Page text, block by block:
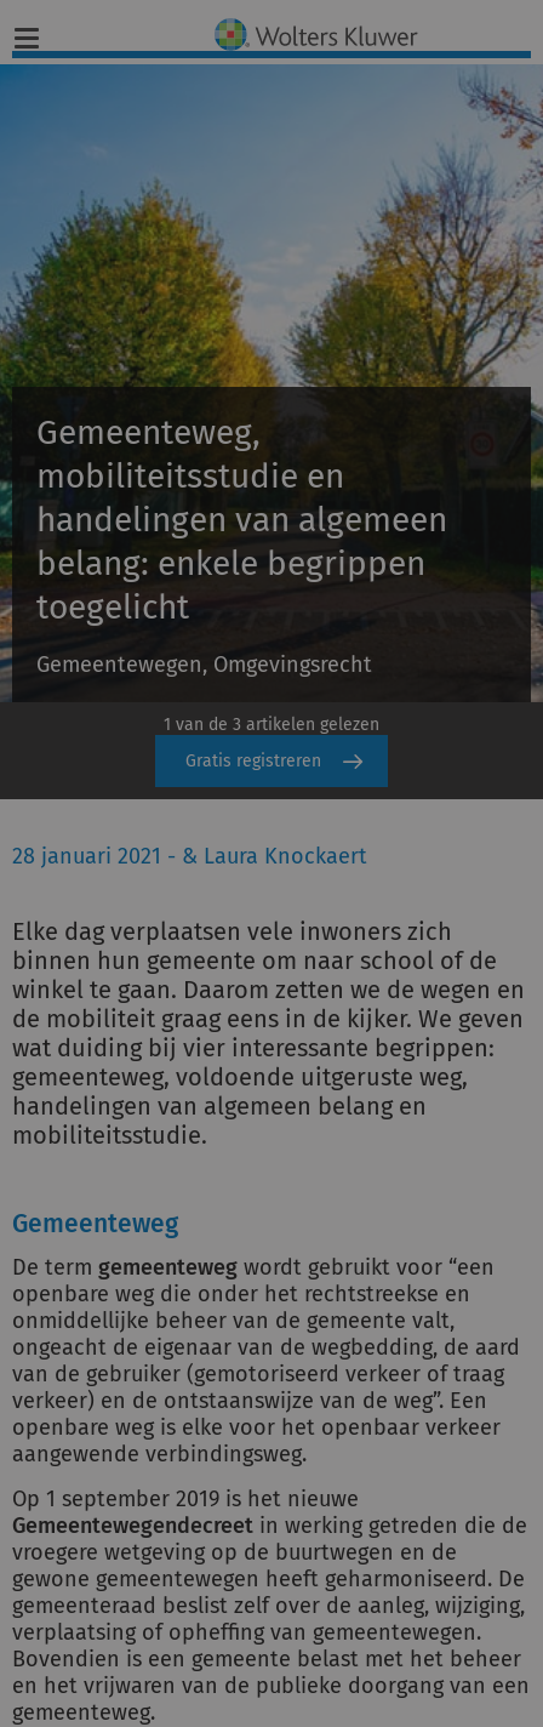
Nieuws
Opinies
Infographics
Opleidingen
Juridisch Advies
Schulinck Omgevingsrecht Databank
Over ons
Inloggen
Gemeenteweg,
mobiliteitsstudie en
handelingen van algemeen
belang: enkele begrippen
toegelicht
Gemeentewegen, Omgevingsrecht
1 van de 3 artikelen gelezen
Gratis registreren
28 januari 2021 - & Laura Knockaert
Elke dag verplaatsen vele inwoners zich
binnen hun gemeente om naar school of de
winkel te gaan. Daarom zetten we de wegen en
de mobiliteit graag eens in de kijker. We geven
wat duiding bij vier interessante begrippen:
gemeenteweg, voldoende uitgeruste weg,
handelingen van algemeen belang en
mobiliteitsstudie.
Gemeenteweg
De term gemeenteweg wordt gebruikt voor “een
openbare weg die onder het rechtstreekse en
onmiddellijke beheer van de gemeente valt,
ongeacht de eigenaar van de wegbedding, de aard
van de gebruiker (gemotoriseerd verkeer of traag
verkeer) en de ontstaanswijze van de weg”. Een
openbare weg is elke voor het openbaar verkeer
aangewende verbindingsweg.
Op 1 september 2019 is het nieuwe
Gemeentewegendecreet in werking getreden die de
vroegere wetgeving op de buurtwegen en de
gewone gemeentewegen heeft geharmoniseerd. De
gemeenteraad beslist zelf over de aanleg, wijziging,
verplaatsing of opheffing van gemeentewegen.
Bovendien is een gemeente belast met het beheer
en het vrijwaren van de publieke doorgang van een
gemeenteweg.